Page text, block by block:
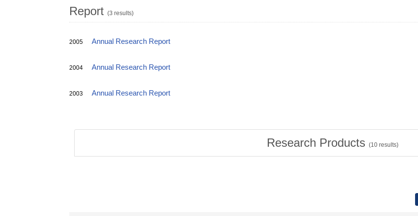
Report (3 results)
2005 Annual Research Report
2004 Annual Research Report
2003 Annual Research Report
Research Products (10 results)